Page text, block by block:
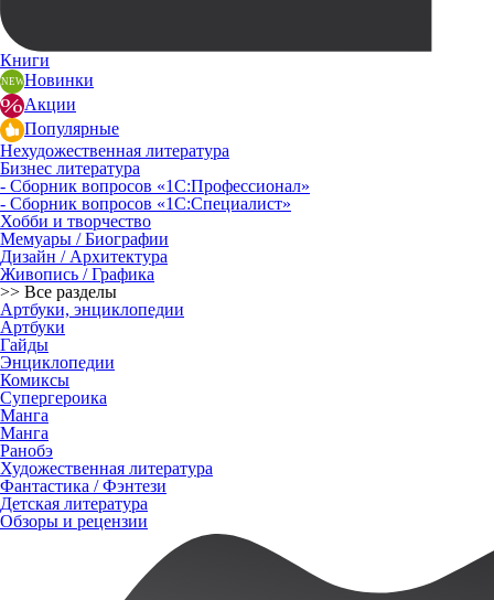
Книги
Новинки
Акции
Популярные
Нехудожественная литература
Бизнес литература
- Сборник вопросов «1С:Профессионал»
- Сборник вопросов «1С:Специалист»
Хобби и творчество
Мемуары / Биографии
Дизайн / Архитектура
Живопись / Графика
>> Все разделы
Артбуки, энциклопедии
Артбуки
Гайды
Энциклопедии
Комиксы
Супергероика
Манга
Манга
Ранобэ
Художественная литература
Фантастика / Фэнтези
Детская литература
Обзоры и рецензии